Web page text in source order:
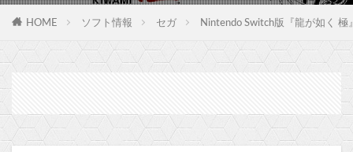
HOME ソフト情報 セガ Nintendo Switch版『龍が如く